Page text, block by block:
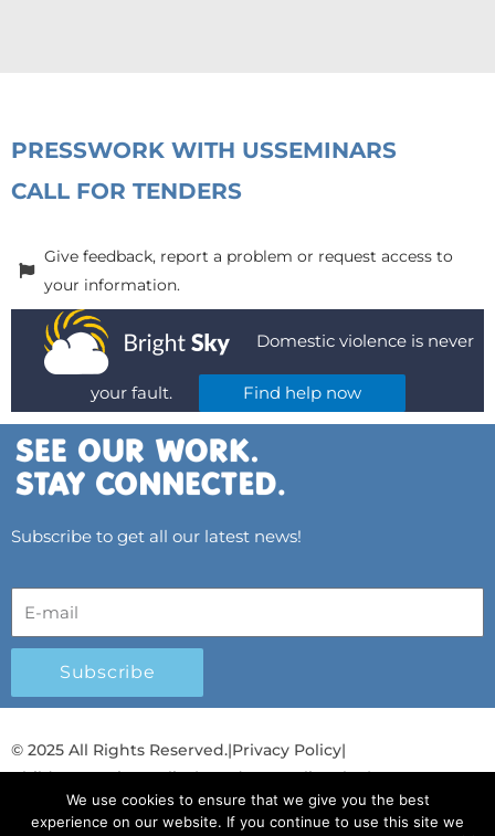
PRESSWORK WITH USSEMINARS
CALL FOR TENDERS
Give feedback, report a problem or request access to
your information.
Domestic violence is never
your fault. Find help now
Subscribe to get all our latest news!
Subscribe
© 2025 All Rights Reserved.|Privacy Policy|
Child Protection Policy|Gender Equality Plan|
Λογοδοσία και Διαφάνεια
We use cookies to ensure that we give you the best
experience on our website. If you continue to use this site we